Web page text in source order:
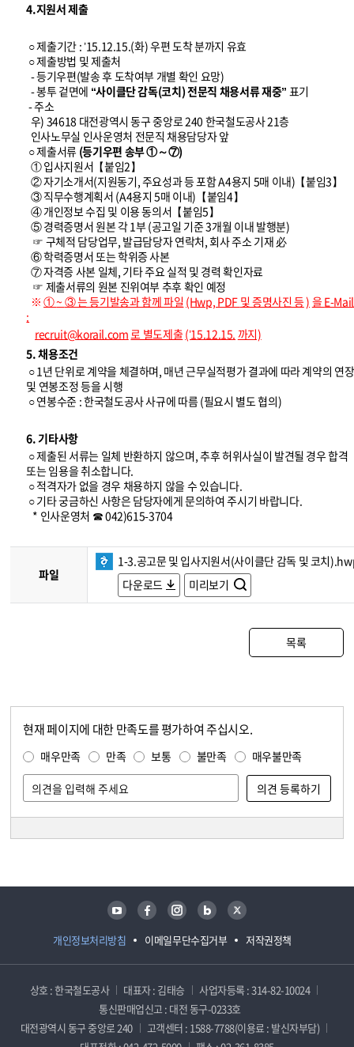
4.지원서 제출
○ 제출기간 : ’15.12.15.(화) 우편 도착 분까지 유효
○ 제출방법 및 제출처
- 등기우편(발송 후 도착여부 개별 확인 요망)
- 봉투 겉면에 “사이클단 감독(코치) 전문직 채용서류 재중” 표기
- 주소
우) 34618 대전광역시 동구 중앙로 240 한국철도공사 21층
인사노무실 인사운영처 전문직 채용담당자 앞
○ 제출서류 (등기우편 송부 ①～⑦)
① 입사지원서【붙임2】
② 자기소개서(지원동기, 주요성과 등 포함 A4용지 5매 이내)【붙임3】
③ 직무수행계획서 (A4용지 5매 이내)【붙임4】
④ 개인정보 수집 및 이용 동의서【붙임5】
⑤ 경력증명서 원본 각 1부 (공고일 기준 3개월 이내 발행분)
☞ 구체적 담당업무, 발급담당자 연락처, 회사 주소 기재 必
⑥ 학력증명서 또는 학위증 사본
⑦ 자격증 사본 일체, 기타 주요 실적 및 경력 확인자료
☞ 제출서류의 원본 진위여부 추후 확인 예정
※①~ ③는 등기발송과 함께 파일 (Hwp, PDF 및 증명사진 등) 을 E-Mail
:
recruit@korail.com로 별도제출 (’15.12.15. 까지)
5. 채용조건
○ 1년 단위로 계약을 체결하며, 매년 근무실적평가 결과에 따라 계약의 연장
및 연봉조정 등을 시행
○ 연봉수준 : 한국철도공사 사규에 따름 (필요시 별도 협의)
6. 기타사항
○ 제출된 서류는 일체 반환하지 않으며, 추후 허위사실이 발견될 경우 합격
또는 임용을 취소합니다.
○ 적격자가 없을 경우 채용하지 않을 수 있습니다.
○ 기타 궁금하신 사항은 담당자에게 문의하여 주시기 바랍니다.
* 인사운영처 ☎ 042)615-3704
파일
1-3.공고문 및 입사지원서(사이클단 감독 및 코치
다운로드
미리보기
목록
현재 페이지에 대한 만족도를 평가하여 주십시오.
매우만족 만족 보통 불만족 매우불만족
개인정보처리방침 이메일무단수집거부 저작권정책
유튜브 페이스북 인스타그램 블로그 트위터
상호 : 한국철도공사 대표자 : 김태승
사업자등록 : 314-82-10024
통신판매업신고 : 대전 동구-0233호
대전광역시 동구 중앙로 240
고객센터 : 1588-7788(이용료 : 발신자부담)